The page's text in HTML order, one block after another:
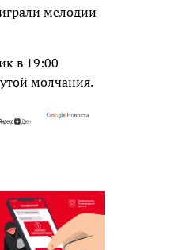
мелодии
в 19:00
молчания.